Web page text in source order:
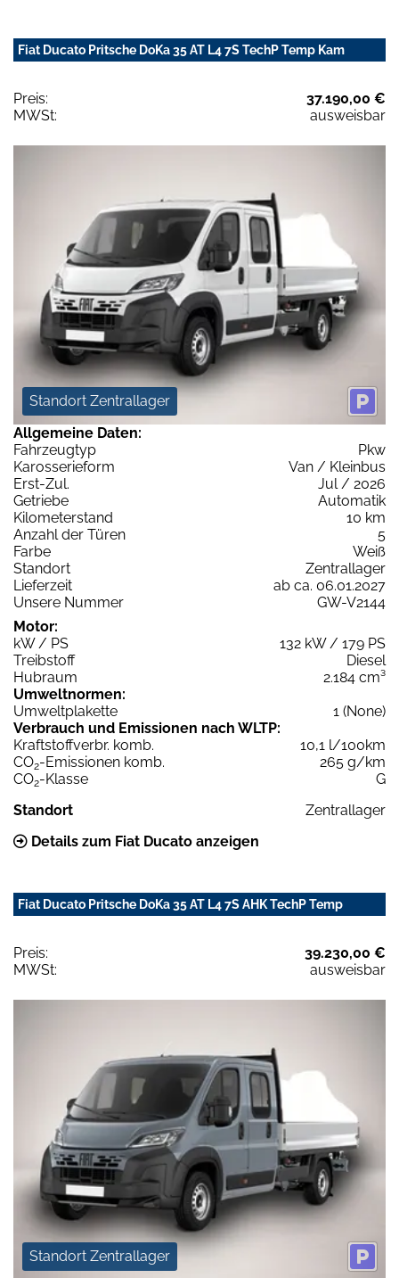
Fiat Ducato Pritsche DoKa 35 AT L4 7S TechP Temp Kam
Preis:
37.190,00 €
MWSt:
ausweisbar
Standort Zentrallager
Allgemeine Daten:
Fahrzeugtyp
Pkw
Karosserieform
Van / Kleinbus
Erst-Zul.
Jul / 2026
Getriebe
Automatik
Kilometerstand
10 km
Anzahl der Türen
5
Farbe
Weiß
Standort
Zentrallager
Lieferzeit
ab ca. 06.01.2027
Unsere Nummer
GW-V2144
Motor:
kW / PS
132 kW / 179 PS
Treibstoff
Diesel
Hubraum
2.184 cm³
Umweltnormen:
Umweltplakette
1 (None)
Verbrauch und Emissionen nach WLTP:
Kraftstoffverbr. komb.
10,1 l/100km
CO2-Emissionen komb.
265 g/km
CO2-Klasse
G
Standort
Zentrallager
Details zum Fiat Ducato anzeigen
Fiat Ducato Pritsche DoKa 35 AT L4 7S AHK TechP Temp
Preis:
39.230,00 €
MWSt:
ausweisbar
Standort Zentrallager